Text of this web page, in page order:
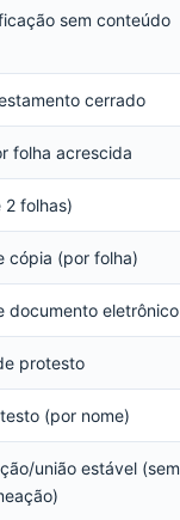
sem conteúdo
cerrado
folha acrescida
2 folhas)
cópia (por folha)
documento eletrônico
protesto
(por nome)
união estável (sem